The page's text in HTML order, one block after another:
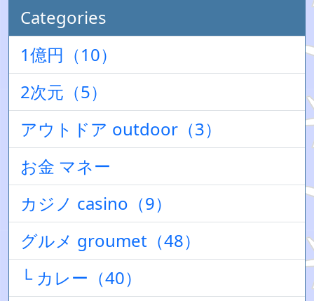
Categories
1億円（10）
2次元（5）
アウトドア outdoor（3）
お金 マネー
カジノ casino（9）
グルメ groumet（48）
└ カレー（40）